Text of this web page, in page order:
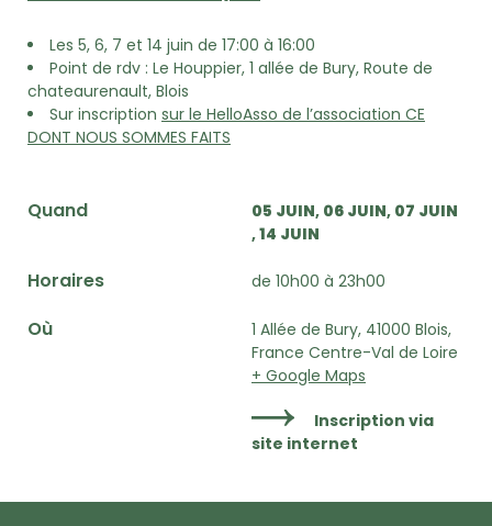
Les 5, 6, 7 et 14 juin de 17:00 à 16:00
Point de rdv : Le Houppier, 1 allée de Bury, Route de
chateaurenault, Blois
Sur inscription sur le HelloAsso de l’association CE
DONT NOUS SOMMES FAITS
Quand 05 JUIN 06 JUIN 07 JUIN
14 JUIN
Horaires de 10h00 à 23h00
Où
1 Allée de Bury, 41000 Blois,
France Centre-Val de Loire
+ Google Maps
Inscription via
site internet